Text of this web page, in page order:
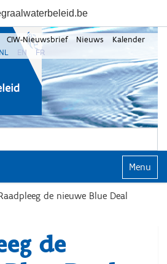
CIW-Nieuwsbrief Nieuws
Kalender
NL EN FR
Klap
de nieuwe Blue Deal
de